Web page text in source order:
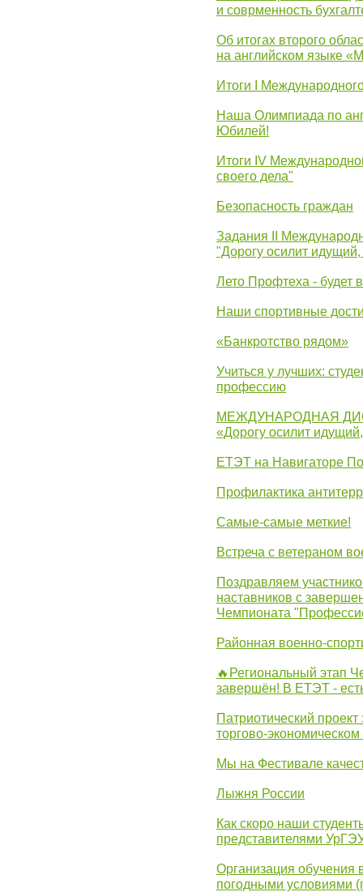
и соврменность
Об итогах второго
на английском языке
Итоги I
Наша Олимпиада по
Юбилей!
Итоги IV
своего дела"
Безопасность граждан
Задания II
"Дорогу осилит
Лето Профтеха - будет
Наши спортивные
«Банкротство рядом»
Учиться у лучших:
профессию
МЕЖДУНАРОДНАЯ
«Дорогу осилит
ЕТЭТ на Навигаторе
Профилактика
Самые-самые меткие!
Встреча с ветераном
Поздравляем
наставников с
Чемпионата
Районная военно-
🔥Региональный этап
завершён! В ЕТЭТ -
Патриотический
торгово-
Мы на Фестивале
Лыжня России
Как скоро наши
представителями
Организация обучения
погодными условиями